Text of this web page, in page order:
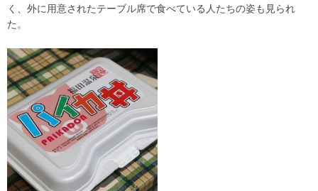
く、外に用意されたテーブル席で食べている人たちの姿も見られ
た。